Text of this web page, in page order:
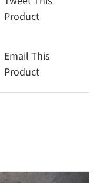
Product
Email This
Product